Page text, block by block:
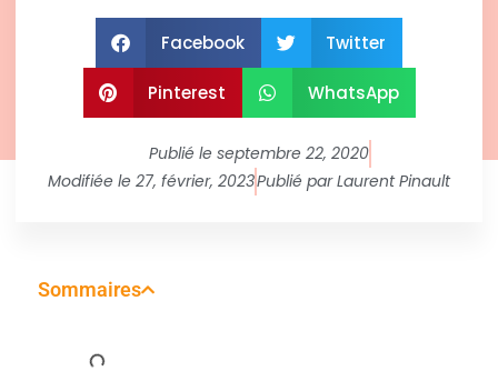
Facebook Twitter
Pinterest WhatsApp
Publié le septembre 22, 2020
Modifiée le 27, février, 2023Publié parLaurent Pinault
Sommaires